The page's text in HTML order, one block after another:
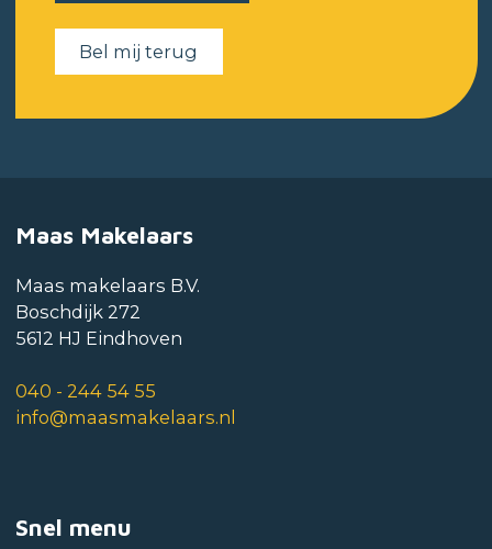
Bel mij terug
Maas Makelaars
Maas makelaars B.V.
Boschdijk 272
5612 HJ Eindhoven
040 - 244 54 55
info@maasmakelaars.nl
Snel menu